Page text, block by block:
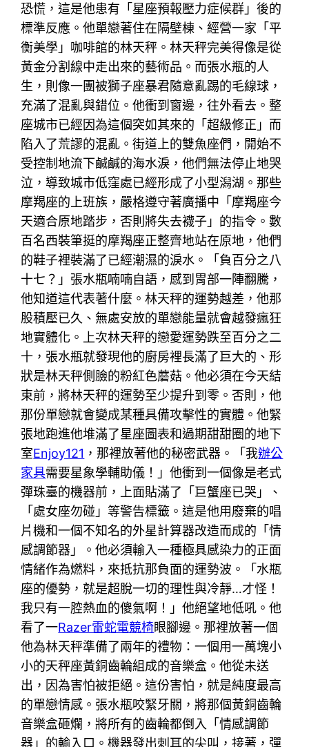
恐慌，這是他患有「星座預報壓力症候群」後的
標準反應。他單戀著住在隔壁棟、經營一家「平
衡美學」咖啡館的林天秤。林天秤完美得像是從
黃金分割線中走出來的藝術品。而張水瓶的人
生，則像一團被獅子座暴君隨意亂踢的毛線球，
充滿了混亂與錯位。他衝到窗邊，往外看去。整
座城市已經因為這個突如其來的「超級修正」而
陷入了荒謬的混亂。街道上的雙魚座們，開始不
受控制地流下鹹鹹的海水淚，他們無法停止地哭
泣，導致城市低窪處已經形成了小型潟湖。那些
摩羯座的上班族，嚴格遵守著廣播中「摩羯座今
天適合原地踏步，否則將失去襪子」的指令。數
百名西裝筆挺的摩羯座正整齊地站在原地，他們
的鞋子裡裝滿了已經潮濕的淚水。「負百分之八
十七？」張水瓶喃喃自語，感到胃部一陣翻騰，
他知道這代表著什麼。林天秤的運勢越差，他那
股積壓已久、無處安放的單戀能量就會越發瘋狂
地實體化。上次林天秤的戀愛運勢跌至百分之二
十，張水瓶就發現他的廚房裡長滿了巨大的、形
狀是林天秤側臉的粉紅色蘑菇。他必須在今天結
束前，將林天秤的運勢至少提升到零。否則，他
那份單戀就會變成某種具備攻擊性的實體。他緊
張地跑進他堆滿了星座圖表和過期甜甜圈的地下
室Enjoy121 ，那裡放著他的秘密武器。「我辦公
家具需要星象學輔助儀！」他衝到一個像是老式
彈珠臺的機器前，上面貼滿了「巨蟹座已哭」、
「處女座勿碰」等警告標籤。這是他用廢棄的唱
片機和一個不知名的外星計算器改造而成的「情
感調節器」。他必須輸入一種極具感染力的正面
情緒作為燃料，來抵抗那負面的運勢波。「水瓶
座的優勢，就是超脫一切的理性與冷靜…才怪！
我只有一腔熱血的傻氣啊！」他絕望地低吼。他
看了一Razer雷蛇電競椅眼腳邊。那裡放著一個
他為林天秤準備了兩年的禮物：一個用一萬塊小
小的天秤座黃銅齒輪組成的音樂盒。他從未送
出，因為害怕被拒絕。這份害怕，就是純度最高
的單戀情感。張水瓶咬緊牙關，將那個黃銅齒輪
音樂盒砸爛，將所有的齒輪都倒入「情感調節
器」的輸入口。機器發出刺耳的尖叫，接著，彈